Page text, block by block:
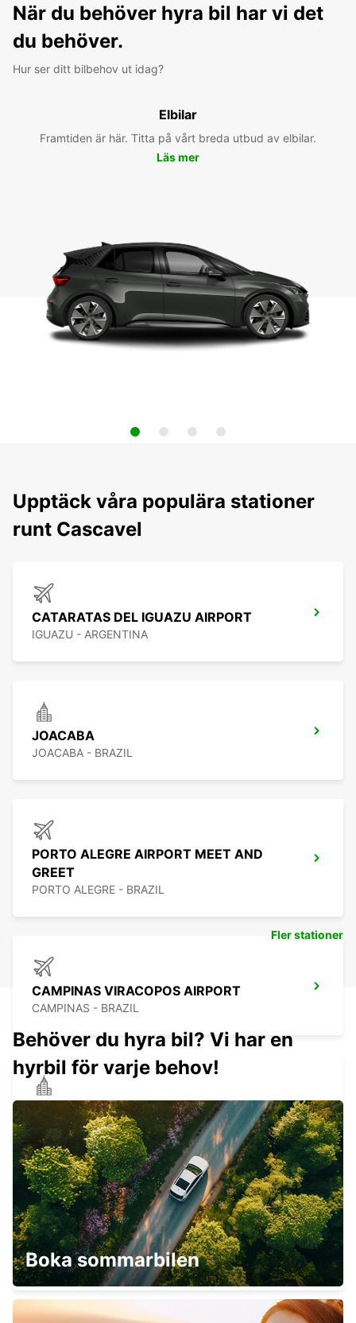
När du behöver hyra bil har vi det
du behöver.
Hur ser ditt bilbehov ut idag?
Elbilar
Framtiden är här. Titta på vårt breda utbud av elbilar.
Läs mer
Upptäck våra populära stationer
runt Cascavel
CATARATAS DEL IGUAZU AIRPORT
IGUAZU - ARGENTINA
JOACABA
JOACABA - BRAZIL
PORTO ALEGRE AIRPORT MEET AND
GREET
PORTO ALEGRE - BRAZIL
CAMPINAS VIRACOPOS AIRPORT
CAMPINAS - BRAZIL
SAO PAULO SANTO AMARO
SAO PAULO - BRAZIL
SAO PAULO CONGONHAS APT MEET
GREET
SAO PAULO - BRAZIL
Fler stationer
Behöver du hyra bil? Vi har en
hyrbil för varje behov!
Boka sommarbilen